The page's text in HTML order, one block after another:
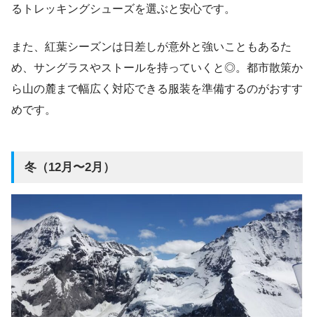
るトレッキングシューズを選ぶと安心です。
また、紅葉シーズンは日差しが意外と強いこともあるた
め、サングラスやストールを持っていくと◎。都市散策か
ら山の麓まで幅広く対応できる服装を準備するのがおすす
めです。
冬（12月〜2月）